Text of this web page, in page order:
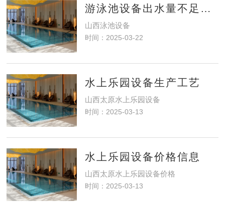
山西泳池设备​
时间：2025-03-22
水上乐园设备生产工艺
山西太原水上乐园设备
时间：2025-03-13
水上乐园设备价格信息
山西太原水上乐园设备价格
时间：2025-03-13